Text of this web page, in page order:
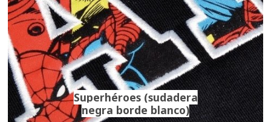
Superhéroes (sudadera
negra borde blanco)